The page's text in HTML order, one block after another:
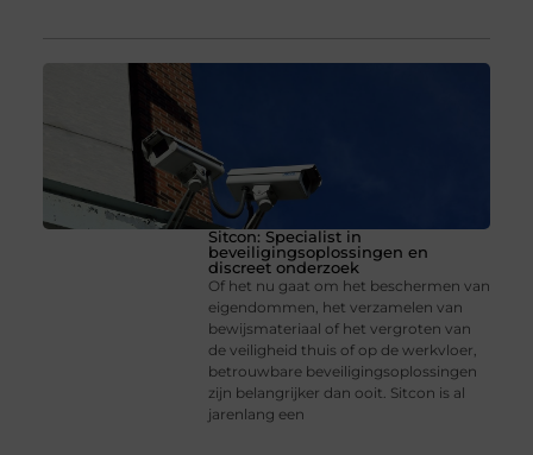
Sitcon: Specialist in
beveiligingsoplossingen en
discreet onderzoek
Of het nu gaat om het beschermen van
eigendommen, het verzamelen van
bewijsmateriaal of het vergroten van
de veiligheid thuis of op de werkvloer,
betrouwbare beveiligingsoplossingen
zijn belangrijker dan ooit. Sitcon is al
jarenlang een